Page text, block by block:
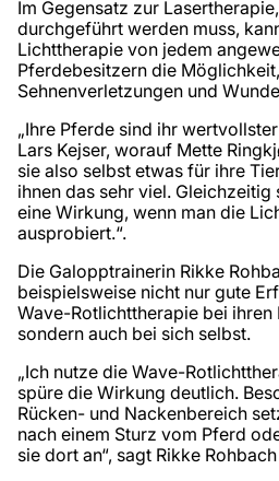
Im Gegensatz zur
durchgeführt werden muss,
Lichttherapie von jedem
Pferdebesitzern die
Sehnenverletzungen und
„Ihre Pferde sind ihr
Lars Kejser, worauf Mette
sie also selbst etwas für ihre
ihnen das sehr viel.
eine Wirkung, wenn man die
ausprobiert.“.
Die Galopptrainerin Rikke
beispielsweise nicht nur gute
Wave-Rotlichttherapie bei ihren
sondern auch bei sich selbst.
„Ich nutze die Wave-
spüre die Wirkung deutlich.
Rücken- und Nackenbereich
nach einem Sturz vom Pferd
sie dort an“, sagt Rikke